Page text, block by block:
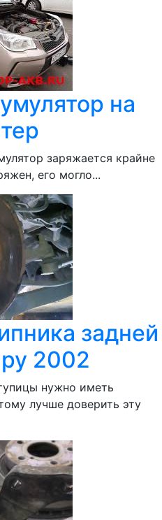
на
заряжается крайне
его могло...
задней
2002
нужно иметь
лучше доверить эту